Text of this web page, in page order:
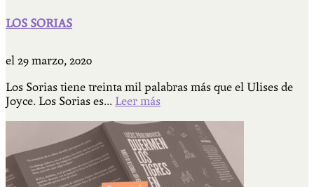
LOS SORIAS
el 29 marzo, 2020
Los Sorias tiene treinta mil palabras más que el Ulises de
Joyce. Los Sorias es... Leer más